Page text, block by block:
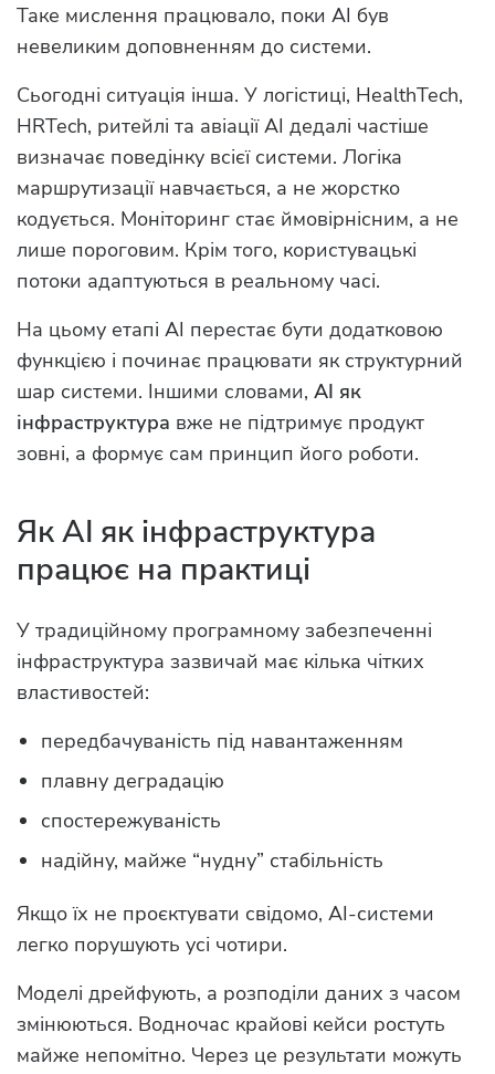
Таке мислення працювало, поки AI був
невеликим доповненням до системи.
Сьогодні ситуація інша. У логістиці, HealthTech,
HRTech, ритейлі та авіації AI дедалі частіше
визначає поведінку всієї системи. Логіка
маршрутизації навчається, а не жорстко
кодується. Моніторинг стає ймовірнісним, а не
лише пороговим. Крім того, користувацькі
потоки адаптуються в реальному часі.
На цьому етапі AI перестає бути додатковою
функцією і починає працювати як структурний
шар системи. Іншими словами, AI як
інфраструктура вже не підтримує продукт
зовні, а формує сам принцип його роботи.
Як AI як інфраструктура
працює на практиці
У традиційному програмному забезпеченні
інфраструктура зазвичай має кілька чітких
властивостей:
передбачуваність під навантаженням
плавну деградацію
спостережуваність
надійну, майже “нудну” стабільність
Якщо їх не проєктувати свідомо, AI-системи
легко порушують усі чотири.
Моделі дрейфують, а розподіли даних з часом
змінюються. Водночас крайові кейси ростуть
майже непомітно. Через це результати можуть